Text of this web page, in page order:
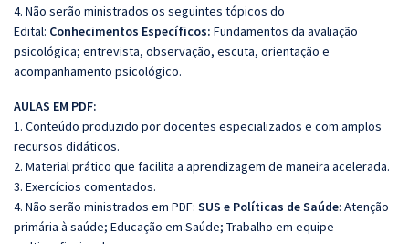
4. Não serão ministrados os seguintes tópicos do
Edital: Conhecimentos Específicos: Fundamentos da avaliação
psicológica; entrevista, observação, escuta, orientação e
acompanhamento psicológico.
AULAS EM PDF:
1. Conteúdo produzido por docentes especializados e com amplos
recursos didáticos.
2. Material prático que facilita a aprendizagem de maneira acelerada.
3. Exercícios comentados.
4. Não serão ministrados em PDF: SUS e Políticas de Saúde: Atenção
primária à saúde; Educação em Saúde; Trabalho em equipe